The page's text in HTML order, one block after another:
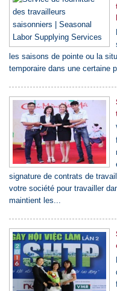
les saisons de pointe ou la
temporaire dans une certaine
signature de contrats de
votre société pour travailler
maintient les...